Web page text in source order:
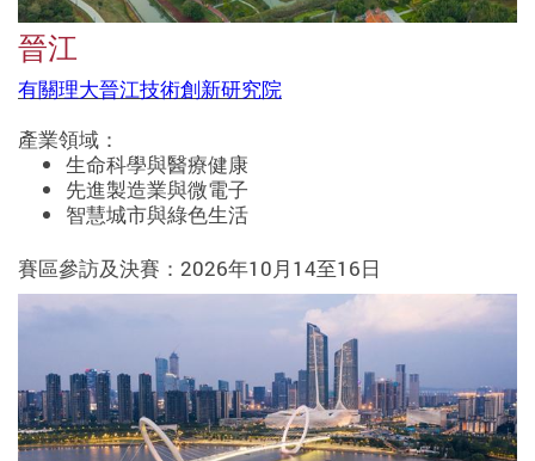
晉江
有關理大晉江技術創新研究院
產業領域：
生命科學與醫療健康
先進製造業與微電子
智慧城市與綠色生活
賽區參訪及決賽：2026年10月14至16日